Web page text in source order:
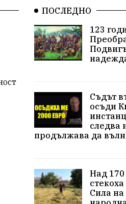
ПОСЛЕДНО
123
Съдът
осъди
следва
продължава да
Над 170
Сила на